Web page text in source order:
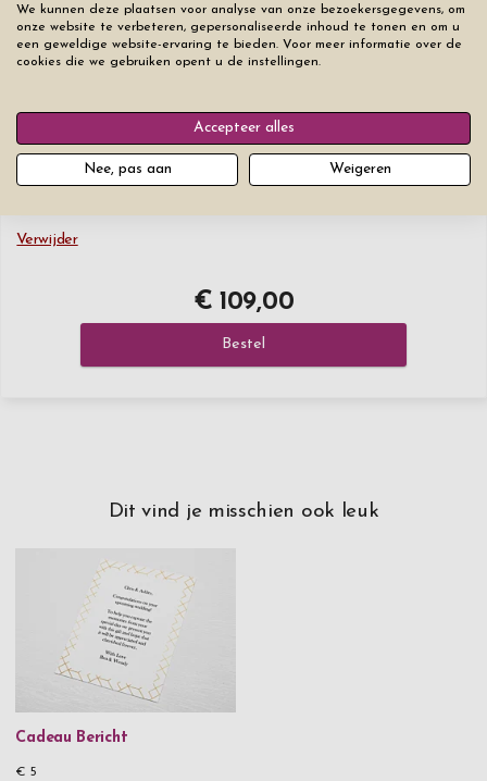
0/30 ♥ +€ 2,50
Verwijder
€ 109,00
Bestel
Dit vind je misschien ook leuk
Cadeau Bericht
€ 5
We kunnen deze plaatsen voor analyse van onze bezoekersgegevens, om
onze website te verbeteren, gepersonaliseerde inhoud te tonen en om u
een geweldige website-ervaring te bieden. Voor meer informatie over de
cookies die we gebruiken opent u de instellingen.
Accepteer alles
Nee, pas aan Weigeren